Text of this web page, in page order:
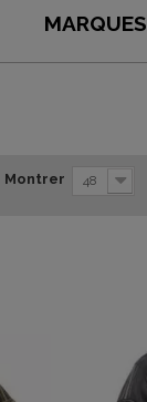
MARQUES
Montrer 48